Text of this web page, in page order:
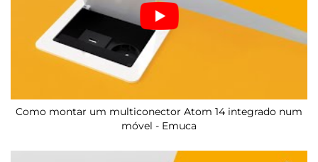
Como montar um multiconector Atom 14 integrado num
móvel - Emuca